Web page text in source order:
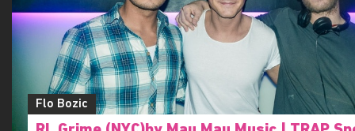
Flo Bozic